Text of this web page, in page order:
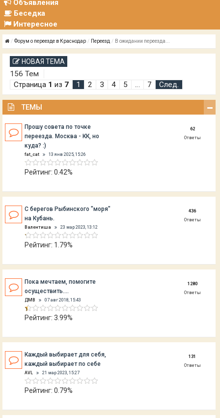
Объявления
Беседка
Интересное
Форум о переезде в Краснодар Переезд В ожидании переезда...
НОВАЯ ТЕМА
156 Тем
Страница 1 из 7 1 2 3 4 5 … 7 След.
ТЕМЫ
Прошу совета по точке
переезда. Москва - КК, но
куда? :)
fat_cat 13 янв 2025, 15:26
Рейтинг: 0.42%
62
Ответы
С берегов Рыбинского "моря"
на Кубань.
Валентиша 23 мар 2023, 13:12
Рейтинг: 1.79%
436
Ответы
Пока мечтаем, помогите
осуществить....
ДМВ 07 авг 2018, 15:43
Рейтинг: 3.99%
1280
Ответы
Каждый выбирает для себя,
каждый выбирает по себе
AVL 21 мар 2023, 15:27
Рейтинг: 0.79%
131
Ответы